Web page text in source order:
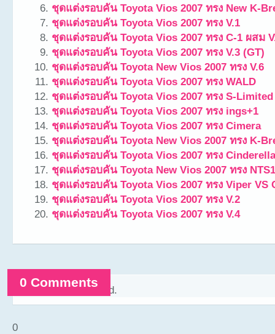
ชุดแต่งรอบคัน Toyota Vios 2007 ทรง New K-
ชุดแต่งรอบคัน Toyota Vios 2007 ทรง V.1
ชุดแต่งรอบคัน Toyota Vios 2007 ทรง C-1 ผสม
ชุดแต่งรอบคัน Toyota Vios 2007 ทรง V.3 (GT)
ชุดแต่งรอบคัน Toyota New Vios 2007 ทรง V.6
ชุดแต่งรอบคัน Toyota Vios 2007 ทรง WALD
ชุดแต่งรอบคัน Toyota Vios 2007 ทรง S-Limited
ชุดแต่งรอบคัน Toyota Vios 2007 ทรง ings+1
ชุดแต่งรอบคัน Toyota Vios 2007 ทรง Cimera
ชุดแต่งรอบคัน Toyota New Vios 2007 ทรง K-
ชุดแต่งรอบคัน Toyota Vios 2007 ทรง Cinderella
ชุดแต่งรอบคัน Toyota New Vios 2007 ทรง NTS1
ชุดแต่งรอบคัน Toyota Vios 2007 ทรง Viper VS
ชุดแต่งรอบคัน Toyota Vios 2007 ทรง V.2
ชุดแต่งรอบคัน Toyota Vios 2007 ทรง V.4
0 Comments
Comments are closed.
0